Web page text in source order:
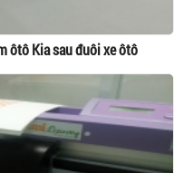
ôtô Kia sau đuôi xe ôtô